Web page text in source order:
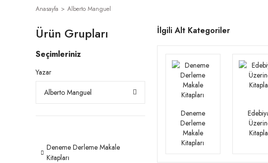
Anasayfa Alberto Manguel
Ürün Grupları
Seçimleriniz
Yazar
Alberto Manguel
Deneme Derleme Makale
Kitapları
İlgili Alt Kategoriler
Deneme
Derleme
Makale
Kitapları